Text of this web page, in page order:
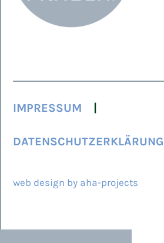
IMPRESSUM
DATENSCHUTZERKLÄRUNG
web design by aha-projects